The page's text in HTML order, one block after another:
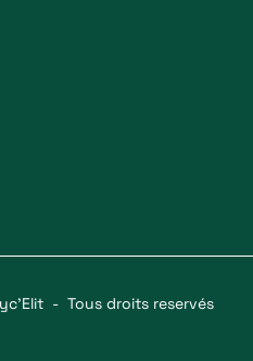
- Tous droits reservés